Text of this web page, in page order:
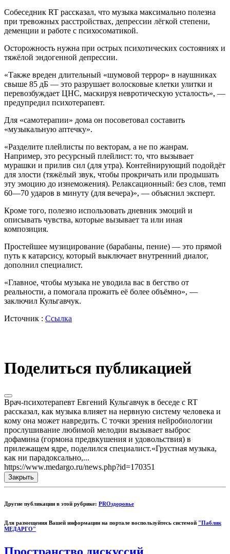
Собеседник RT рассказал, что музыка максимально полезна
при тревожных расстройствах, депрессии лёгкой степени,
деменции и работе с психосоматикой.
Осторожность нужна при острых психотических состояниях и
тяжёлой эндогенной депрессии.
«Также вреден длительный «шумовой террор» в наушниках
свыше 85 дБ — это разрушает волосковые клетки улитки и
перевозбуждает ЦНС, маскируя невротическую усталость», —
предупредил психотерапевт.
Для «самотерапии» дома он посоветовал составить
«музыкальную аптечку».
«Разделите плейлисты по векторам, а не по жанрам.
Например, это ресурсный плейлист: то, что вызывает
мурашки и прилив сил (для утра). Контейнирующий подойдёт
для злости (тяжёлый звук, чтобы прокричать или продышать
эту эмоцию до изнеможения). Релаксационный: без слов, темп
60—70 ударов в минуту (для вечера)», — объяснил эксперт.
Кроме того, полезно использовать дневник эмоций и
описывать чувства, которые вызывает та или иная
композиция.
Простейшее музицирование (барабаны, пение) — это прямой
путь к катарсису, который выключает внутренний диалог,
дополнил специалист.
«Главное, чтобы музыка не уводила вас в бегство от
реальности, а помогала прожить её более объёмно», —
заключил Кульгавчук.
Источник : Ссылка
Поделиться публикацией
Врач-психотерапевт Евгений Кульгавчук в беседе с RT
рассказал, как музыка влияет на нервную систему человека и
кому она может навредить. С точки зрения нейробиологии
прослушивание любимой мелодии вызывает выброс
дофамина (гормона предвкушения и удовольствия) в
прилежащем ядре, поделился специалист.«Грустная музыка,
как ни парадоксально,...
https://www.medargo.ru/news.php?id=170351
Закрыть
Другие публикации в этой рубрике: PROздоровье
Для размещения Вашей информации на портале воспользуйтесь системой "Паблик
МЕДАРГО"